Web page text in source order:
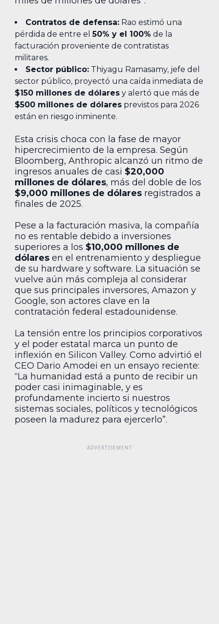
Contratos de defensa: Rao estimó una
pérdida de entre el50% y el 100% de la
facturación proveniente de contratistas
militares.
Sector público: Thiyagu Ramasamy, jefe del
sector público, proyectó una caída inmediata de
$150 millones de dólares y alertó que más de
$500 millones de dólares previstos para 2026
están en riesgo inminente.
Esta crisis choca con la fase de mayor
hipercrecimiento de la empresa. Según
Bloomberg, Anthropic alcanzó un ritmo de
ingresos anuales de casi $20,000
millones de dólares, más del doble de los
$9,000 millones de dólares registrados a
finales de 2025.
Pese a la facturación masiva, la compañía
no es rentable debido a inversiones
superiores a los $10,000 millones de
dólares en el entrenamiento y despliegue
de su hardware y software. La situación se
vuelve aún más compleja al considerar
que sus principales inversores, Amazon y
Google, son actores clave en la
contratación federal estadounidense.
La tensión entre los principios corporativos
y el poder estatal marca un punto de
inflexión en Silicon Valley. Como advirtió el
CEO Dario Amodei en un ensayo reciente:
“La humanidad está a punto de recibir un
poder casi inimaginable, y es
profundamente incierto si nuestros
sistemas sociales, políticos y tecnológicos
poseen la madurez para ejercerlo”.